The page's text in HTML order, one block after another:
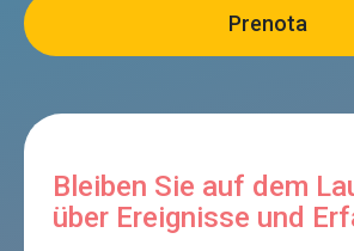
Bleiben Sie auf dem
über Ereignisse und